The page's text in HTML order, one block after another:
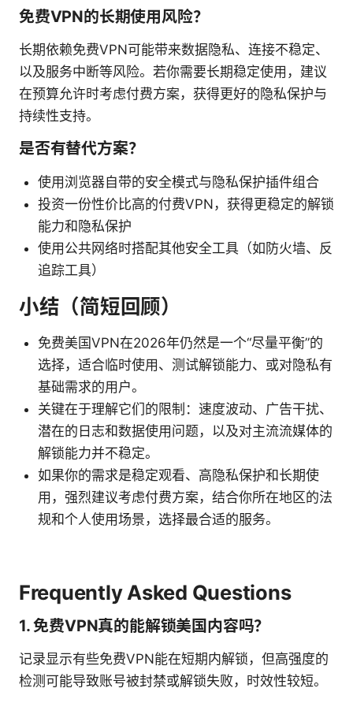
免费VPN的长期使用风险？
长期依赖免费VPN可能带来数据隐私、连接不稳定、
以及服务中断等风险。若你需要长期稳定使用，建议
在预算允许时考虑付费方案，获得更好的隐私保护与
持续性支持。
是否有替代方案？
使用浏览器自带的安全模式与隐私保护插件组合
投资一份性价比高的付费VPN，获得更稳定的解锁
能力和隐私保护
使用公共网络时搭配其他安全工具（如防火墙、反
追踪工具）
小结（简短回顾）
免费美国VPN在2026年仍然是一个“尽量平衡”的
选择，适合临时使用、测试解锁能力、或对隐私有
基础需求的用户。
关键在于理解它们的限制：速度波动、广告干扰、
潜在的日志和数据使用问题，以及对主流流媒体的
解锁能力并不稳定。
如果你的需求是稳定观看、高隐私保护和长期使
用，强烈建议考虑付费方案，结合你所在地区的法
规和个人使用场景，选择最合适的服务。
Frequently Asked Questions
1. 免费VPN真的能解锁美国内容吗？
记录显示有些免费VPN能在短期内解锁，但高强度的
检测可能导致账号被封禁或解锁失败，时效性较短。